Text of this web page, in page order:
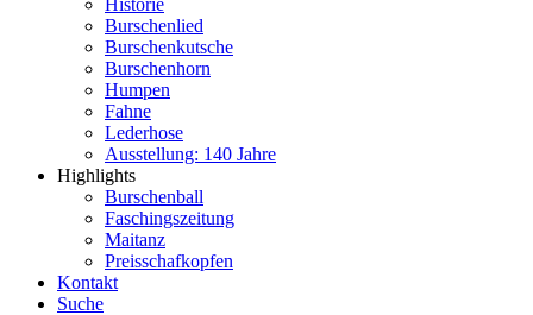
Historie
Burschenlied
Burschenkutsche
Burschenhorn
Humpen
Fahne
Lederhose
Ausstellung: 140 Jahre
Highlights
Burschenball
Faschingszeitung
Maitanz
Preisschafkopfen
Kontakt
Suche